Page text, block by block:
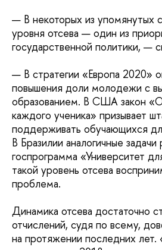
— В некоторых из упомянутых
уровня отсева — один из
государственной политики, —
— В стратегии «Европа 2020»
повышения доли молодежи с
образованием. В США закон
каждого ученика» призывает
поддерживать обучающихся
В Бразилии аналогичные задачи
госпрограмма «Университет
такой уровень отсева
проблема.
Динамика отсева достаточно
отчислений, судя по всему,
на протяжении последних